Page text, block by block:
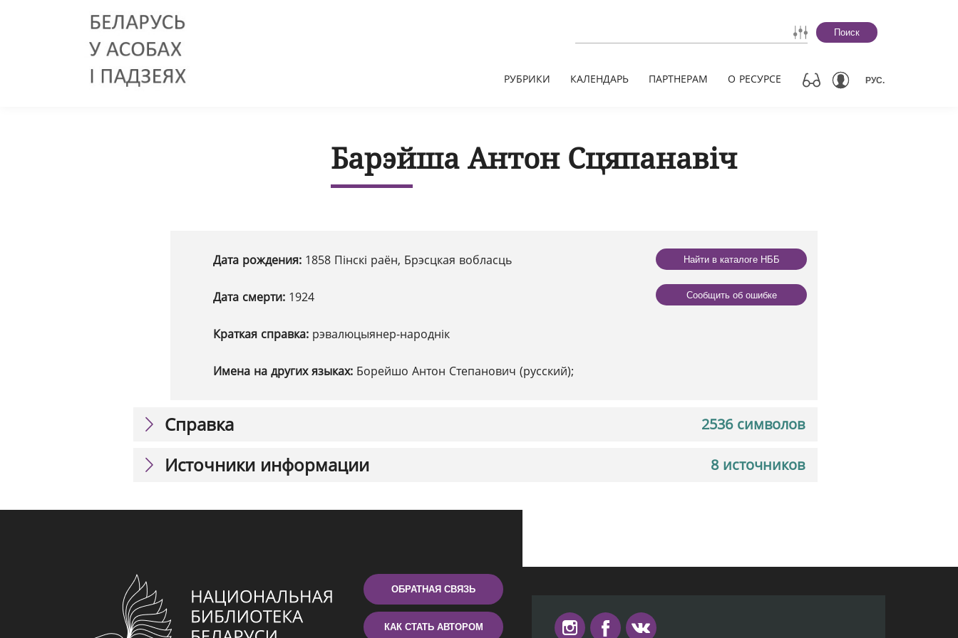
Поиск
РУБРИКИ КАЛЕНДАРЬ ПАРТНЕРАМ О РЕСУРСЕ РУС.
Барэйша Антон Сцяпанавіч
Дата рождения: 1858 Пінскі раён, Брэсцкая вобласць
Дата смерти: 1924
Краткая справка: рэвалюцыянер-народнік
Имена на других языках: Борейшо Антон Степанович (русский);
Найти в каталоге НББ
Сообщить об ошибке
2536 символов
Справка
8 источников
Источники информации
ОБРАТНАЯ СВЯЗЬ
КАК СТАТЬ АВТОРОМ